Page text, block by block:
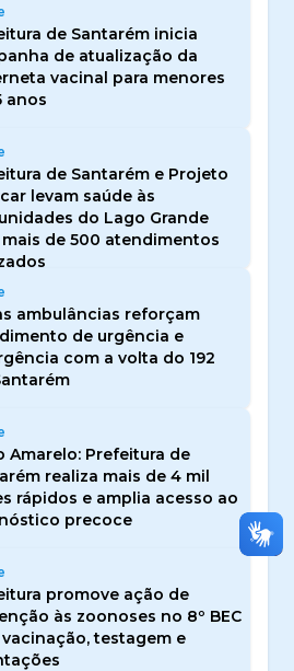
de Santarém inicia
de atualização da
vacinal para menores
anos
de Santarém e Projeto
levam saúde às
do Lago Grande
de 500 atendimentos
ambulâncias reforçam
de urgência e
com a volta do 192
Amarelo: Prefeitura de
realiza mais de 4 mil
rápidos e amplia acesso ao
precoce
promove ação de
às zoonoses no 8º BEC
testagem e